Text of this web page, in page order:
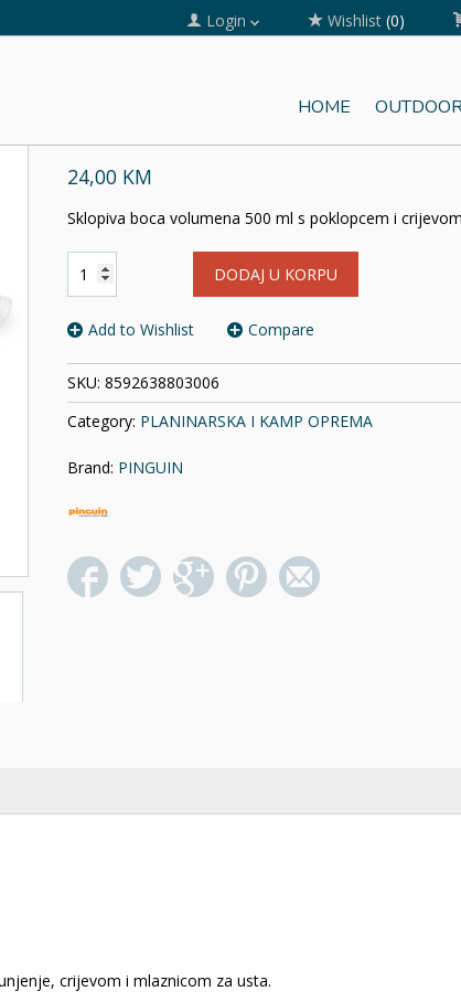
Login Wishlist (0)
HOME
24,00 KM
Sklopiva boca volumena 500 ml s poklopcem i
BOTTLE
500ml
DODAJ U KORPU
Add to Wishlist Compare
SKU: 8592638803006
Category: PLANINARSKA I KAMP OPREMA
Brand: PINGUIN
crijevom i mlaznicom za usta.